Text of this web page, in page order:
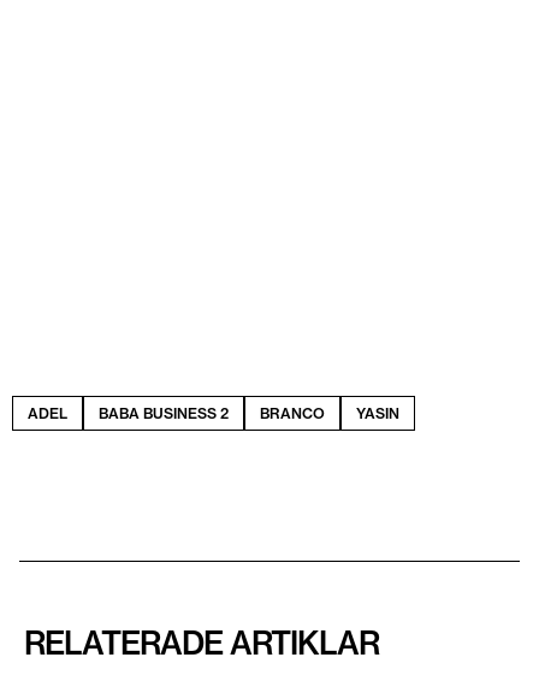
ADEL BABA BUSINESS 2 BRANCO YASIN
RELATERADE ARTIKLAR